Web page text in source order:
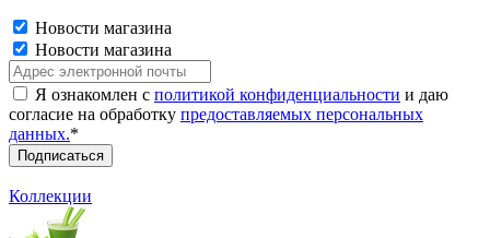
Новости магазина
Новости магазина
Я ознакомлен с политикой конфиденциальности и даю
согласие на обработку предоставляемых персональных
данных.*
Коллекции